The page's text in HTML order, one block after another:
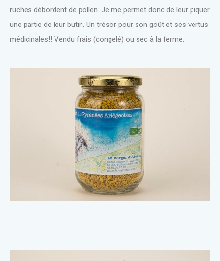
ruches débordent de pollen. Je me permet donc de leur piquer
une partie de leur butin. Un trésor pour son goût et ses vertus
médicinales!! Vendu frais (congelé) ou sec à la ferme.